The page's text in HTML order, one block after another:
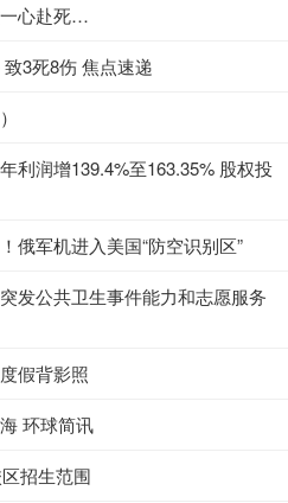
心赴死…
3死8伤 焦点速递
利润增139.4%至163.35% 股权投
俄军机进入美国“防空识别区”
发公共卫生事件能力和志愿服务
假背影照
环球简讯
招生范围